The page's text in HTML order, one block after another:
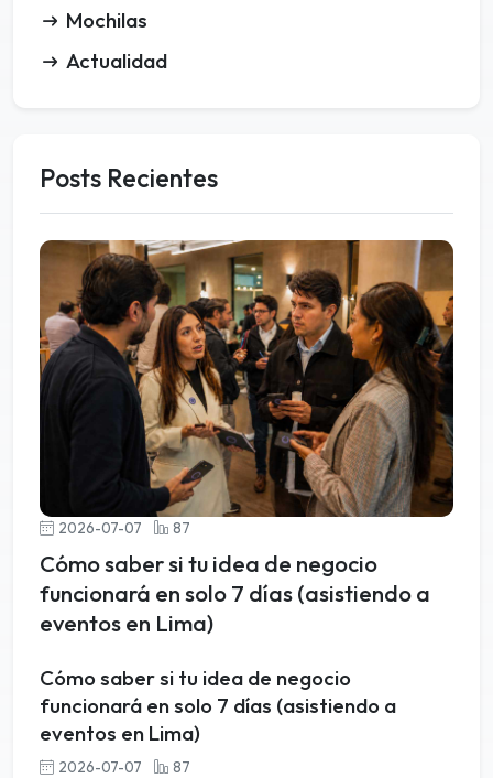
Mochilas
Actualidad
Posts Recientes
2026-07-07 87
Cómo saber si tu idea de negocio
funcionará en solo 7 días (asistiendo a
eventos en Lima)
Cómo saber si tu idea de negocio
funcionará en solo 7 días (asistiendo a
eventos en Lima)
2026-07-07 87